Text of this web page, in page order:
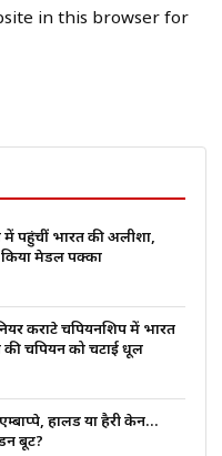
in this browser for
पहुंचीं भारत की अलीशा,
किया मेडल पक्का
कराटे चैंपियनशिप में भारत
की चैंपियन को चटाई धूल
हालैंड या हैरी केन…
बूट?